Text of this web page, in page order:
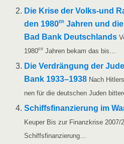
Die Kri­se der Volks-und
den 1980er Jah­ren und
Bad Bank Deutsch­lands
1980er Jah­ren bekam das bis…
Die Ver­drän­gung der
Bank 1933–1938 Nach
nen für die deut­schen Juden
Schiffs­fi­nan­zie­rung im
Keu­per Bis zur Finanz­kri­se 2007/​​
Schiffsfinanzierung…